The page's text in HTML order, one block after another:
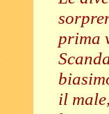
prima
il